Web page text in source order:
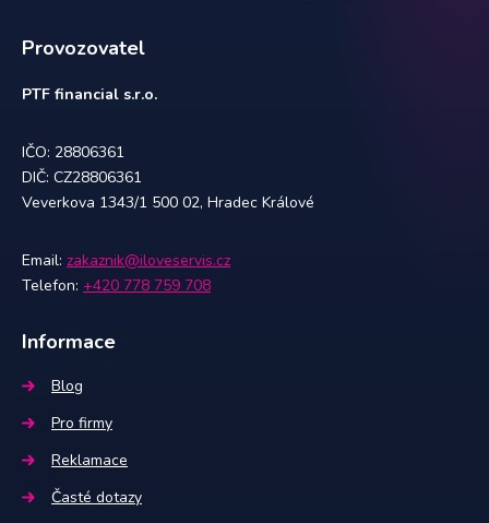
Provozovatel
PTF financial s.r.o.
IČO: 28806361
DIČ: CZ28806361
Veverkova 1343/1 500 02, Hradec Králové
Email: zakaznik@iloveservis.cz
Telefon: +420 778 759 708
Informace
Blog
Pro firmy
Reklamace
Časté dotazy